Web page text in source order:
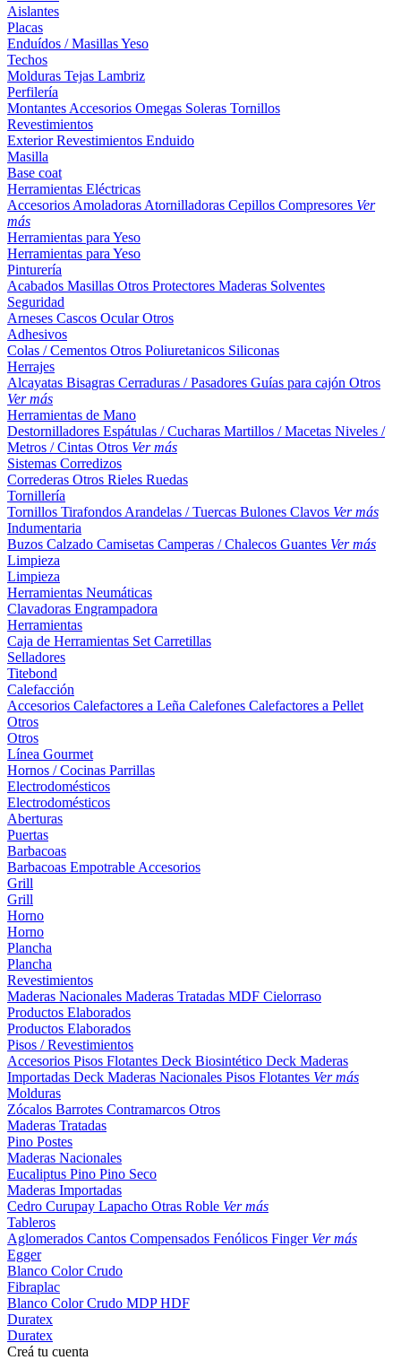
Aislantes
Placas
Enduídos / MasillasYeso
Techos
Molduras Tejas Lambriz
Perfilería
Montantes Accesorios Omegas Soleras Tornillos
Revestimientos
ExteriorRevestimientos Enduido
Masilla
Base coat
Herramientas Eléctricas
Accesorios Amoladoras Atornilladoras Cepillos Compresores Ver
más
Herramientas para Yeso
Herramientas para Yeso
Pinturería
Acabados Masillas Otros Protectores Maderas Solventes
Seguridad
Arneses Cascos OcularOtros
Adhesivos
Colas / Cementos Otros Poliuretanicos Siliconas
Herrajes
Alcayatas Bisagras Cerraduras / Pasadores Guías para cajón Otros
Ver más
Herramientas de Mano
Destornilladores Espátulas / Cucharas Martillos / Macetas Niveles /
Metros / Cintas Otros Ver más
Sistemas Corredizos
Correderas Otros Rieles Ruedas
Tornillería
Tornillos Tirafondos Arandelas / Tuercas Bulones Clavos Ver más
Indumentaria
Buzos Calzado Camisetas Camperas / Chalecos Guantes Ver más
Limpieza
Limpieza
Herramientas Neumáticas
Clavadoras Engrampadora
Herramientas
Caja de Herramientas Set Carretillas
Selladores
Titebond
Calefacción
Accesorios Calefactores a Leña Calefones Calefactores a Pellet
Otros
Otros
Línea Gourmet
Hornos / Cocinas Parrillas
Electrodomésticos
Electrodomésticos
Aberturas
Puertas
Barbacoas
Barbacoas Empotrable Accesorios
Grill
Grill
Horno
Horno
Plancha
Plancha
Revestimientos
Maderas Nacionales Maderas Tratadas MDF Cielorraso
Productos Elaborados
Productos Elaborados
Pisos / Revestimientos
Accesorios Pisos Flotantes Deck Biosintético Deck Maderas
Importadas Deck Maderas Nacionales Pisos Flotantes Ver más
Molduras
Zócalos Barrotes Contramarcos Otros
Maderas Tratadas
Pino Postes
Maderas Nacionales
Eucaliptus Pino Pino Seco
Maderas Importadas
Cedro Curupay Lapacho Otras Roble Ver más
Tableros
Aglomerados Cantos Compensados Fenólicos Finger Ver más
Egger
Blanco ColorCrudo
Fibraplac
Blanco ColorCrudo MDPHDF
Duratex
Duratex
Creá tu cuenta